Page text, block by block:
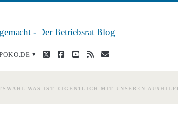
- Der Betriebsrat Blog
POKO.DE twitterfacebook
youtube
rss E-
Mail
WAS IST EIGENTLICH MIT UNSEREN